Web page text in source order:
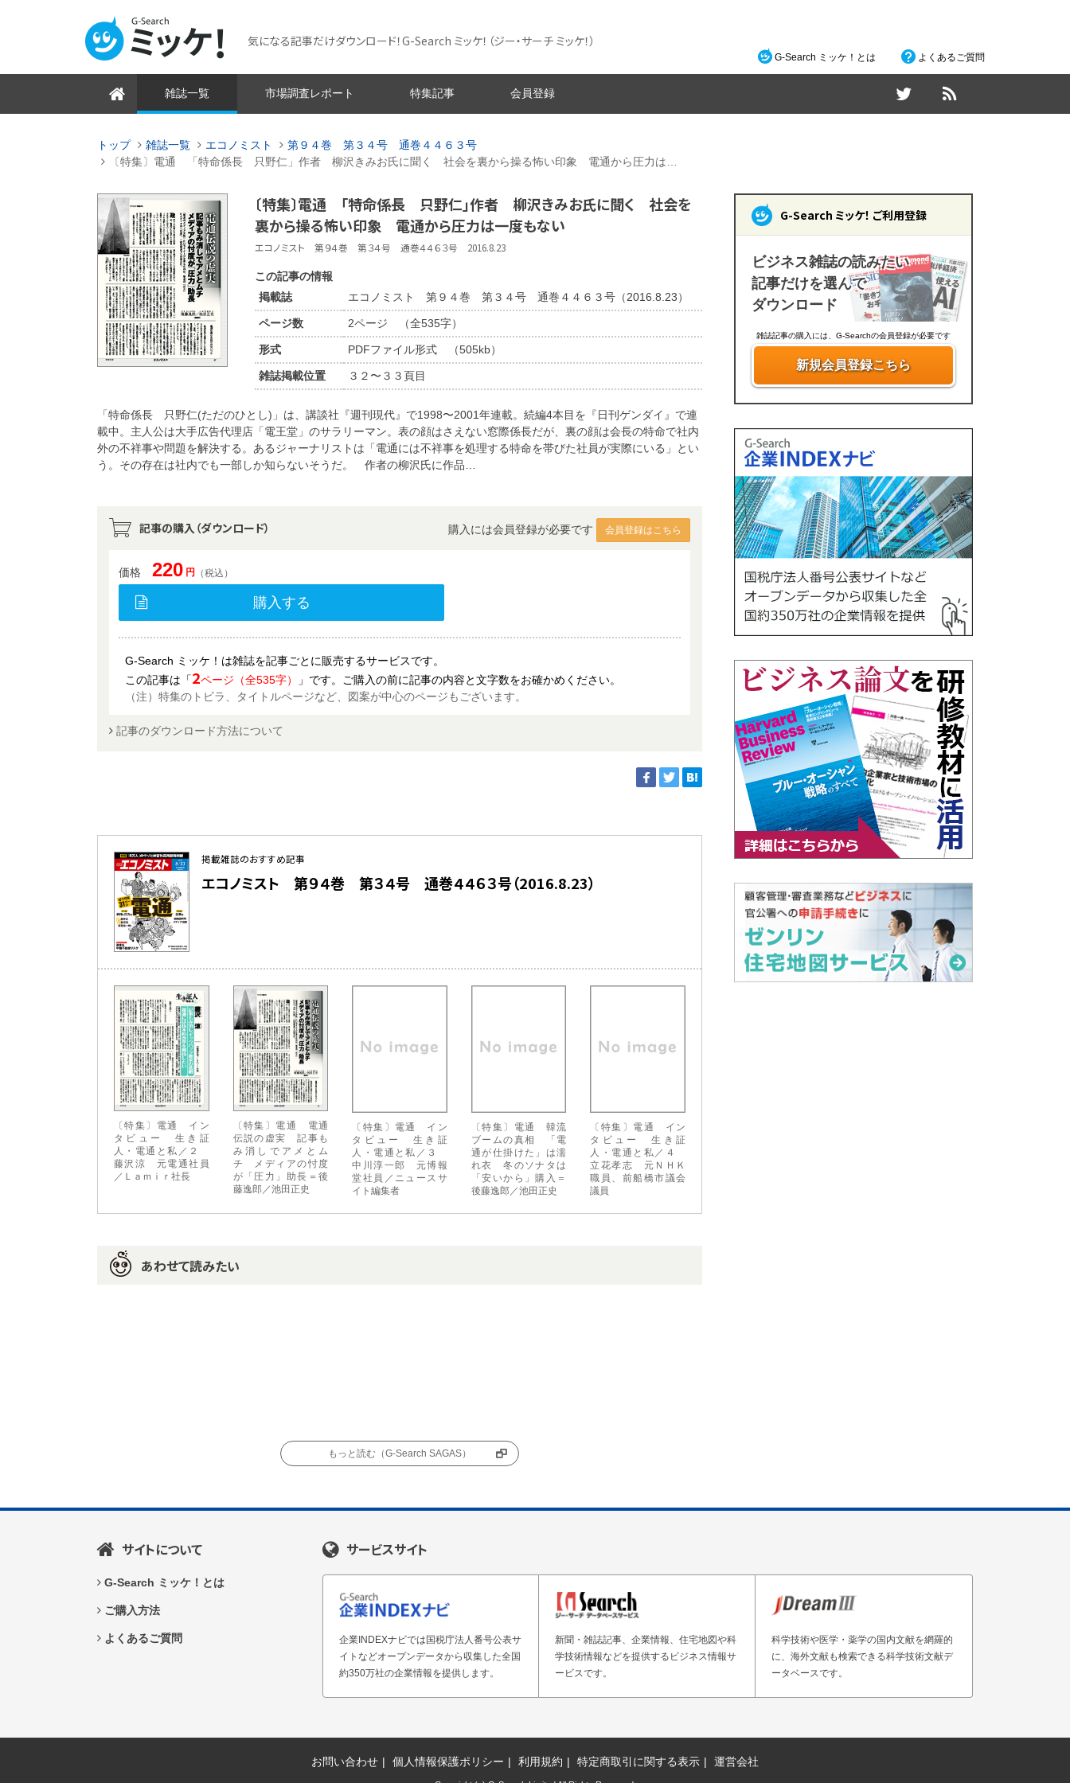
気になる記事だけダウンロード！G-Search ミッケ！ （ジー・サーチ ミッケ！）
G-Search ミッケ！とは よくあるご質問
雑誌一覧 市場調査レポート 特集記事 会員登録
トップ 雑誌一覧 エコノミスト
第９４巻 第３４号 通巻４４６３号
〔特集〕電通 「特命係長 只野仁」作者 柳沢きみお氏に聞く 社会を裏から操る怖い印象 電通から圧力は…
〔特集〕電通 「特命係長 只野仁」作者 柳沢きみお氏に聞く 社会を
裏から操る怖い印象 電通から圧力は一度もない
エコノミスト 第９４巻 第３４号 通巻４４６３号 2016.8.23
この記事の情報
掲載誌
エコノミスト 第９４巻 第３４号 通巻４４６３号（2016.8.23）
ページ数 2ページ （全535字）
形式 PDFファイル形式 （505kb）
雑誌掲載位置 ３２〜３３頁目
「特命係長 只野仁(ただのひとし)」は、講談社『週刊現代』で1998〜2001年連載。続編4本目を『日刊ゲンダイ』で連
載中。主人公は大手広告代理店「電王堂」のサラリーマン。表の顔はさえない窓際係長だが、裏の顔は会長の特命で社内
外の不祥事や問題を解決する。あるジャーナリストは「電通には不祥事を処理する特命を帯びた社員が実際にいる」とい
う。その存在は社内でも一部しか知らないそうだ。 作者の柳沢氏に作品…
記事の購入（ダウンロード） 購入には会員登録が必要です 会員登録はこちら
価格 220 円 （税込）
購入する
G-Search ミッケ！は雑誌を記事ごとに販売するサービスです。
この記事は「2ページ（全535字）
」です。ご購入の前に記事の内容と文字数をお確かめください。
（注）特集のトビラ、タイトルページなど、図案が中心のページもございます。
記事のダウンロード方法について
掲載雑誌のおすすめ記事
エコノミスト 第９４巻 第３４号 通巻４４６３号（2016.8.23）
〔特集〕電通 イン
タビュー 生き証
人・電通と私／２
藤沢涼 元電通社員
／Ｌａｍｉｒ社長
〔特集〕電通 電通
伝説の虚実 記事も
み消しでアメとム
チ メディアの忖度
が「圧力」助長＝後
藤逸郎／池田正史
〔特集〕電通 イン
タビュー 生き証
人・電通と私／３
中川淳一郎 元博報
堂社員／ニュースサ
イト編集者
〔特集〕電通 韓流
ブームの真相 「電
通が仕掛けた」は濡
れ衣 冬のソナタは
「安いから」購入＝
後藤逸郎／池田正史
〔特集〕電通 イン
タビュー 生き証
人・電通と私／４
立花孝志 元ＮＨＫ
職員、前船橋市議会
議員
あわせて読みたい
もっと読む（G-Search SAGAS）
G-Search ミッケ！ ご利用登録
ビジネス雑誌の読みたい
記事だけを選んで
ダウンロード
雑誌記事の購入には、G-Searchの会員登録が必要です
新規会員登録こちら
サイトについて
G-Search ミッケ！とは
ご購入方法
よくあるご質問
サービスサイト
企業INDEXナビでは国税庁法人番号公表サ
イトなどオープンデータから収集した全国
約350万社の企業情報を提供します。
新聞・雑誌記事、企業情報、住宅地図や科
学技術情報などを提供するビジネス情報サ
ービスです。
科学技術や医学・薬学の国内文献を網羅的
に、海外文献も検索できる科学技術文献デ
ータベースです。
お問い合わせ 個人情報保護ポリシー 利用規約 特定商取引に関する表示 運営会社